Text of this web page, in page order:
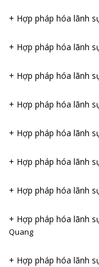
+ Hợp pháp hóa lãnh
+ Hợp pháp hóa lãnh
+ Hợp pháp hóa lãnh
+ Hợp pháp hóa lãnh
+ Hợp pháp hóa lãnh
+ Hợp pháp hóa lãnh
+ Hợp pháp hóa lãnh
+ Hợp pháp hóa lãnh
Quang
+ Hợp pháp hóa lãnh